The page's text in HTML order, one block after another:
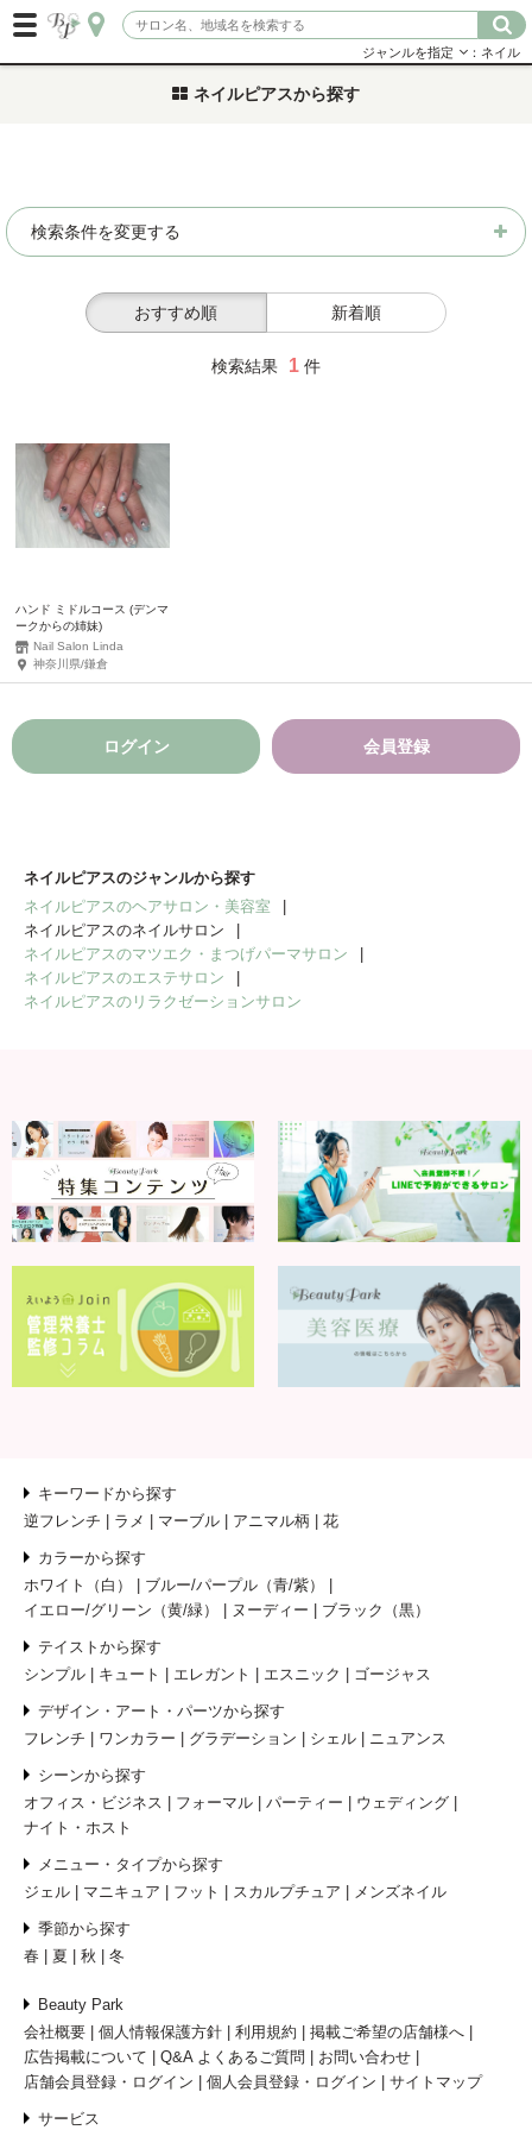
ジャンルを指定 ：ネイル
ネイルピアスから探す
検索条件を変更する
おすすめ順 新着順
検索結果 1 件
ハンド ミドルコース (デンマ
ークからの姉妹)
Nail Salon Linda
神奈川県/鎌倉
ログイン 会員登録
ネイルピアスのジャンルから探す
ネイルピアスのヘアサロン・美容室
ネイルピアスのネイルサロン
ネイルピアスのマツエク・まつげパーマサロン
ネイルピアスのエステサロン
ネイルピアスのリラクゼーションサロン
キーワードから探す
逆フレンチ
ラメ マーブル アニマル柄 花
カラーから探す
ホワイト（白）
ブルー/パープル（青/紫）
イエロー/グリーン（黄/緑）
ヌーディー ブラック（黒）
テイストから探す
シンプル
キュート エレガント エスニック ゴージャス
デザイン・アート・パーツから探す
フレンチ
ワンカラー グラデーション シェル ニュアンス
シーンから探す
オフィス・ビジネス
フォーマル パーティー
ウェディング
ナイト・ホスト
メニュー・タイプから探す
ジェル
マニキュア フット スカルプチュア メンズネイル
季節から探す
春
夏 秋 冬
Beauty Park
会社概要
個人情報保護方針 利用規約
掲載ご希望の店舗様へ
広告掲載について
Q&A よくあるご質問
お問い合わせ
店舗会員登録・ログイン
個人会員登録・ログイン サイトマップ
サービス